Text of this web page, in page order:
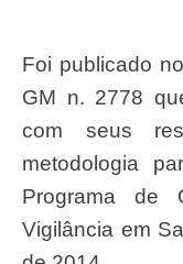
Foi publicado no DOU de hoje (19), a Portaria
GM n. 2778
com seus
metodologia
Programa de
Vigilância em